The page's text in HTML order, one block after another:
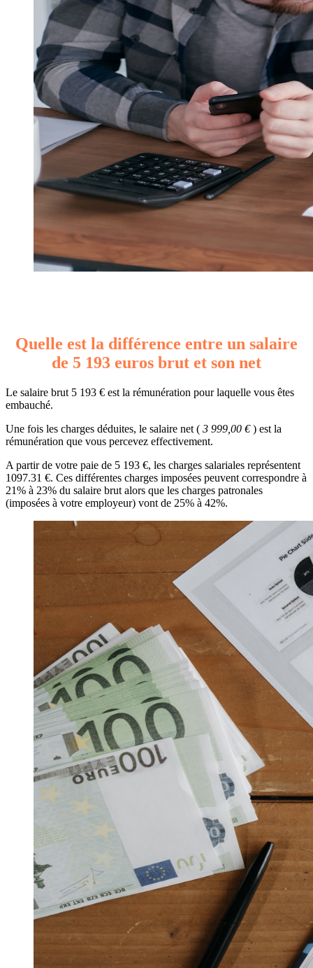
Quelle est la différence entre un salaire
de 5 193 euros brut et son net
Le salaire brut 5 193 € est la rémunération pour laquelle vous êtes
embauché.
Une fois les charges déduites, le salaire net ( 3 999,00 €) est la
rémunération que vous percevez effectivement.
A partir de votre paie de 5 193 €, les charges salariales représentent
1097.31 €. Ces différentes charges imposées peuvent correspondre à
21% à 23% du salaire brut alors que les charges patronales
(imposées à votre employeur) vont de 25% à 42%.